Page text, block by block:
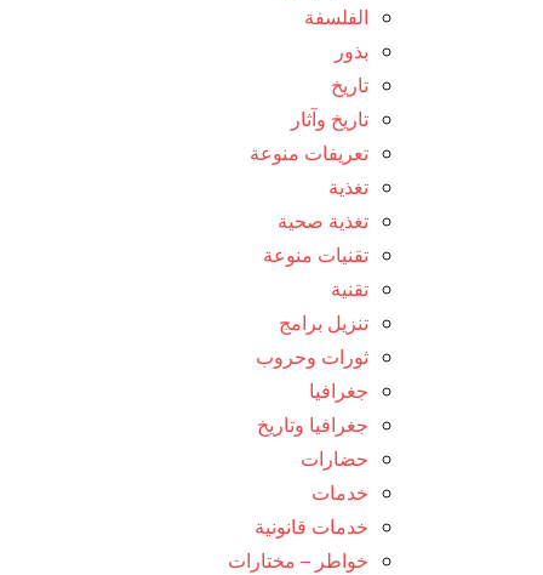
الفلسفة
بذور
تاريخ
تاريخ وآثار
تعريفات منوعة
تغذية
تغذية صحية
تقنيات منوعة
تقنية
تنزيل برامج
ثورات وحروب
جغرافيا
جغرافيا وتاريخ
حضارات
خدمات
خدمات قانونية
خواطر – مختارات